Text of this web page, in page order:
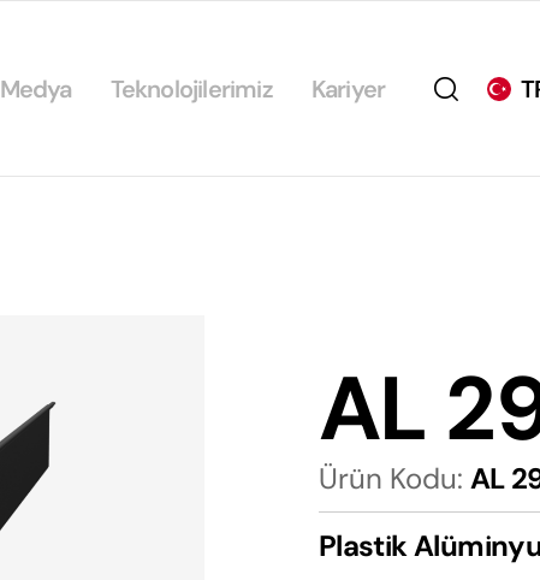
Medya Teknolojilerimiz Kariyer
AL
Ürün Kodu: AL
Plastik